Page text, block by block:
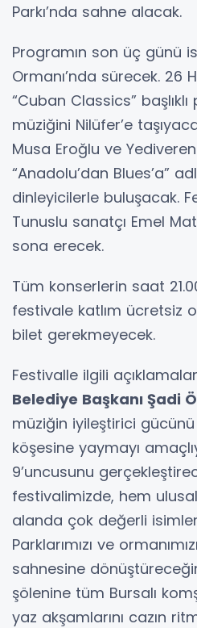
Parkı’nda sahne alacak.
Programın son üç günü
Ormanı’nda sürecek. 26
“Cuban Classics”
müziğini Nilüfer’e
Musa Eroğlu ve
“Anadolu’dan Blues’a”
dinleyicilerle buluşacak.
Tunuslu sanatçı Emel
sona erecek.
Tüm konserlerin saat
festivale katlım ücretsiz
bilet gerekmeyecek.
Festivalle ilgili
Belediye Başkanı Şadi
müziğin iyileştirici
köşesine yaymayı
9’uncusunu
festivalimizde, hem
alanda çok değerli
Parklarımızı ve
sahnesine
şölenine tüm Bursalı
yaz akşamlarını cazın